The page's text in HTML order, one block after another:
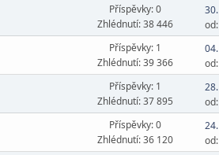
Příspěvky: 0
Zhlédnutí: 38 446
od:
Příspěvky: 1
Zhlédnutí: 39 366
od:
Příspěvky: 1
Zhlédnutí: 37 895
od:
Příspěvky: 0
Zhlédnutí: 36 120
od: